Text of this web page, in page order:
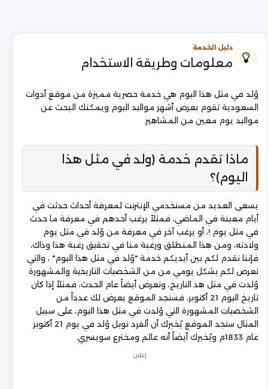
دليل الخدمة
معلومات وطريقة الاستخدام
وُلد في مثل هذا اليوم هي خدمة حصرية مميزة من موقع أدوات
السعودية تقوم بعرض أشهر مواليد اليوم ويمكنك البحث عن
مواليد يوم معين من المشاهير.
ماذا تقدم خدمة (ولد في مثل هذا
اليوم)؟
يسعى العديد من مستخدمي الإنترنت لمعرفة أحداث حدثت في
أيام معينة في الماضي، فمثلاً يرغب أحدهم في معرفة ما حدث
في مثل يوم !، أو يرغب آخر في معرفة من وُلد في مثل يوم
ولادته، ومن هذا المنطلق ورغبة منا في تحقيق رغبة هذا وذاك،
فإننا نقدم لكم بين أيديكم خدمة "وُلد في مثل هذا اليوم" ، والتي
تعرض لكم بشكل يومي من من الشخصيات التاريخية والمشهورة
وُلدت في مثل هذ التاريخ، وتعرض أيضاً عام الحدث، فمثلاً إذا كان
تاريخ اليوم 21 أكتوبر، فستجد الموقع يعرض لك عدداً من
الشخصيات المشهورة التي وُلدت في مثل هذا اليوم، على سبيل
المثال ستجد الموقع يُخبرك أن ألفرد نوبل وُلد في يوم 21 أكتوبر
عام 1833م ويُخبرك أيضاً أنه عالم ومخترع سويسري.
إعلان